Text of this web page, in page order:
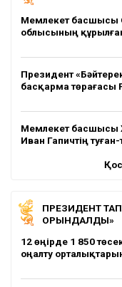
Мемлекет басшысы
облысының
Президент
басқарма төрағасы
Мемлекет басшысы
Иван Гапичтің
ПРЕЗИДЕНТ
ОРЫНДАЛДЫ»
12 өңірде 1 850
оңалту